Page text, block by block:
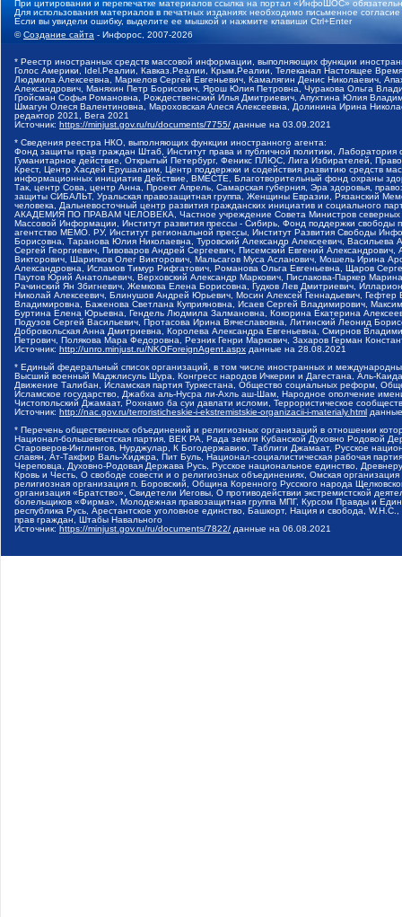
При цитировании и перепечатке материалов ссылка на портал «ИнфоШОС»
Для использования материалов в печатных изданиях необходимо письменное
Если вы увидели ошибку, выделите ее мышкой и нажмите клавиши Ctrl+Enter
©Создание сайта - Инфорос, 2007-2026
* Реестр иностранных средств массовой информации, выполняющих функции
Голос Америки, Idel.Реалии, Кавказ.Реалии, Крым.Реалии, Телеканал Настоящее
Людмила Алексеевна, Маркелов Сергей Евгеньевич, Камалягин Денис Николаевич,
Александрович, Маняхин Петр Борисович, Ярош Юлия Петровна, Чуракова Ольга
Гройсман Софья Романовна, Рождественский Илья Дмитриевич, Апухтина Юлия
Шмагун Олеся Валентиновна, Мароховская Алеся Алексеевна, Долинина Ирина
редактор 2021, Вега 2021
Источник: https://minjust.gov.ru/ru/documents/7755/ данные на 03.09.2021
* Сведения реестра НКО, выполняющих функции иностранного агента:
Фонд защиты прав граждан Штаб, Институт права и публичной политики,
Гуманитарное действие, Открытый Петербург, Феникс ПЛЮС, Лига Избирателей,
Крест, Центр Хасдей Ерушалаим, Центр поддержки и содействия развитию средств
информационных инициатив Действие, ВМЕСТЕ, Благотворительный фонд охраны
Так, центр Сова, центр Анна, Проект Апрель, Самарская губерния, Эра здоровья,
защиты СИБАЛЬТ, Уральская правозащитная группа, Женщины Евразии, Рязанский
человека, Дальневосточный центр развития гражданских инициатив и социального
АКАДЕМИЯ ПО ПРАВАМ ЧЕЛОВЕКА, Частное учреждение Совета Министров северных
Массовой Информации, Институт развития прессы - Сибирь, Фонд поддержки
агентство МЕМО. РУ, Институт региональной прессы, Институт Развития Свободы
Борисовна, Таранова Юлия Николаевна, Туровский Александр Алексеевич,
Сергей Георгиевич, Пивоваров Андрей Сергеевич, Писемский Евгений
Викторович, Шарипков Олег Викторович, Мальсагов Муса Асланович, Мошель Ирина
Александровна, Исламов Тимур Рифгатович, Романова Ольга Евгеньевна, Щаров
Паутов Юрий Анатольевич, Верховский Александр Маркович, Пислакова-Паркер
Рачинский Ян Збигневич, Жемкова Елена Борисовна, Гудков Лев Дмитриевич,
Николай Алексеевич, Блинушов Андрей Юрьевич, Мосин Алексей Геннадьевич,
Владимировна, Баженова Светлана Куприяновна, Исаев Сергей Владимирович,
Буртина Елена Юрьевна, Гендель Людмила Залмановна, Кокорина Екатерина
Подузов Сергей Васильевич, Протасова Ирина Вячеславовна, Литинский Леонид
Добровольская Анна Дмитриевна, Королева Александра Евгеньевна, Смирнов
Петрович, Полякова Мара Федоровна, Резник Генри Маркович, Захаров Герман
Источник: http://unro.minjust.ru/NKOForeignAgent.aspx данные на 28.08.2021
* Единый федеральный список организаций, в том числе иностранных и
Высший военный Маджлисуль Шура, Конгресс народов Ичкерии и Дагестана, Аль-
Движение Талибан, Исламская партия Туркестана, Общество социальных реформ,
Исламское государство, Джабха аль-Нусра ли-Ахль аш-Шам, Народное ополчение
Чистопольский Джамаат, Рохнамо ба суи давлати исломи, Террористическое
Источник: http://nac.gov.ru/terroristicheskie-i-ekstremistskie-organizacii-i-materialy.html
* Перечень общественных объединений и религиозных организаций в отношении
Национал-большевистская партия, ВЕК РА, Рада земли Кубанской Духовно Родовой
Староверов-Инглингов, Нурджулар, К Богодержавию, Таблиги Джамаат, Русское
славян, Ат-Такфир Валь-Хиджра, Пит Буль, Национал-социалистическая рабочая
Череповца, Духовно-Родовая Держава Русь, Русское национальное единство,
Кровь и Честь, О свободе совести и о религиозных объединениях, Омская
религиозная организация п. Боровский, Община Коренного Русского народа
организация «Братство», Свидетели Иеговы, О противодействии экстремистской
болельщиков «Фирма», Молодежная правозащитная группа МПГ, Курсом Правды и
республика Русь, Арестантское уголовное единство, Башкорт, Нация и свобода,
прав граждан, Штабы Навального
Источник: https://minjust.gov.ru/ru/documents/7822/ данные на 06.08.2021